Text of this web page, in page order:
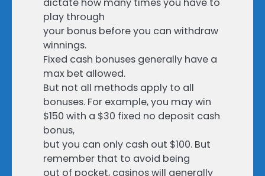
dictate how many times you have to
play through
your bonus before you can withdraw
winnings.
Fixed cash bonuses generally have a
max bet allowed.
But not all methods apply to all
bonuses. For example, you may win
$150 with a $30 fixed no deposit cash
bonus,
but you can only cash out $100. But
remember that to avoid being
out of pocket, casinos will generally